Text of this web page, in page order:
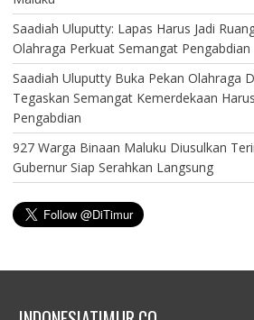
Saadiah Uluputty: Lapas Harus Jadi
Olahraga Perkuat Semangat Pengabdian
Saadiah Uluputty Buka Pekan Olahraga
Tegaskan Semangat Kemerdekaan
Pengabdian
927 Warga Binaan Maluku Diusulkan
Gubernur Siap Serahkan Langsung